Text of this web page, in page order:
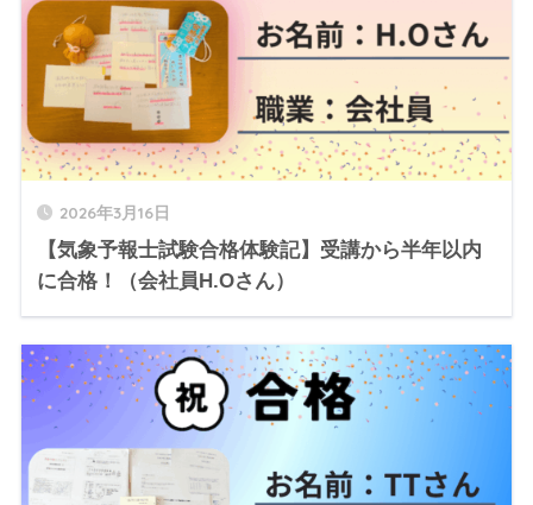
2026年3月16日
【気象予報士試験合格体験記】受講から半年以内
に合格！（会社員H.Oさん）